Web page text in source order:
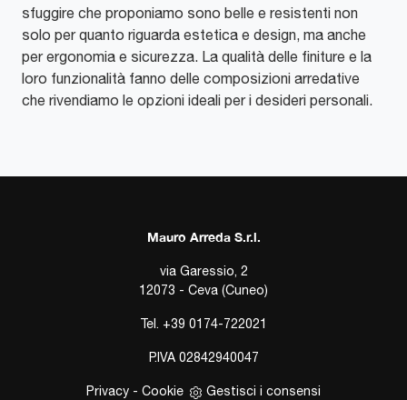
sfuggire che proponiamo sono belle e resistenti non
solo per quanto riguarda estetica e design, ma anche
per ergonomia e sicurezza. La qualità delle finiture e la
loro funzionalità fanno delle composizioni arredative
che rivendiamo le opzioni ideali per i desideri personali.
Mauro Arreda S.r.l.
via Garessio, 2
12073 - Ceva (Cuneo)
Tel. +39 0174-722021
P.IVA 02842940047
Privacy - Cookie Gestisci i consensi